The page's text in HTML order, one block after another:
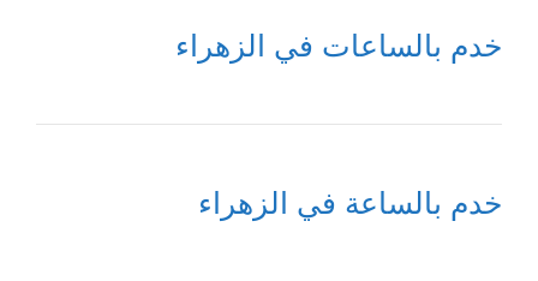
خدم بالساعات في الزهراء
خدم بالساعة في الزهراء